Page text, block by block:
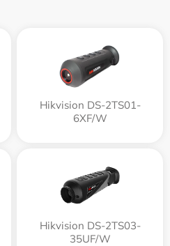
Hikvision DS-2TS01-
6XF/W
Hikvision DS-2TS03-
35UF/W